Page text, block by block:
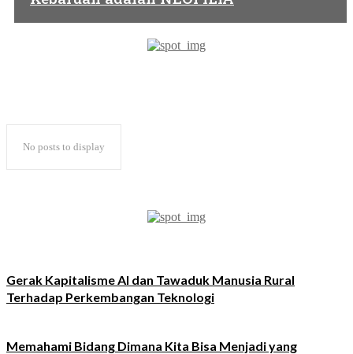
No posts to display
Gerak Kapitalisme AI dan Tawaduk Manusia Rural
Terhadap Perkembangan Teknologi
Memahami Bidang Dimana Kita Bisa Menjadi yang